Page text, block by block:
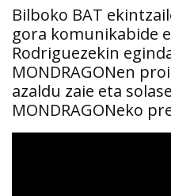
Bilboko BAT
gora komunikabide
Rodriguezekin
MONDRAGONen
azaldu zaie eta
MONDRAGONeko